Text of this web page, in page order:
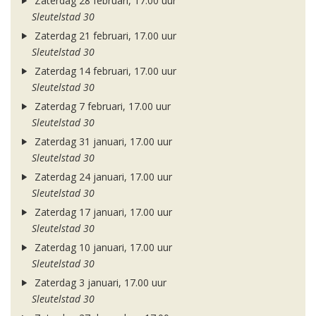
Sleutelstad 30
Zaterdag 21 februari, 17.00 uur
Sleutelstad 30
Zaterdag 14 februari, 17.00 uur
Sleutelstad 30
Zaterdag 7 februari, 17.00 uur
Sleutelstad 30
Zaterdag 31 januari, 17.00 uur
Sleutelstad 30
Zaterdag 24 januari, 17.00 uur
Sleutelstad 30
Zaterdag 17 januari, 17.00 uur
Sleutelstad 30
Zaterdag 10 januari, 17.00 uur
Sleutelstad 30
Zaterdag 3 januari, 17.00 uur
Sleutelstad 30